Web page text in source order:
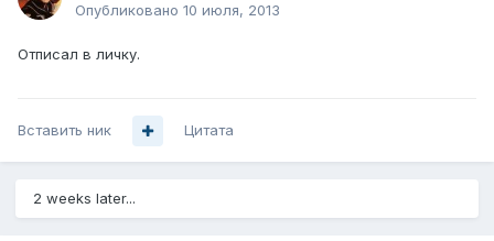
Опубликовано 10 июля, 2013
Отписал в личку.
Вставить ник Цитата
2 weeks later...